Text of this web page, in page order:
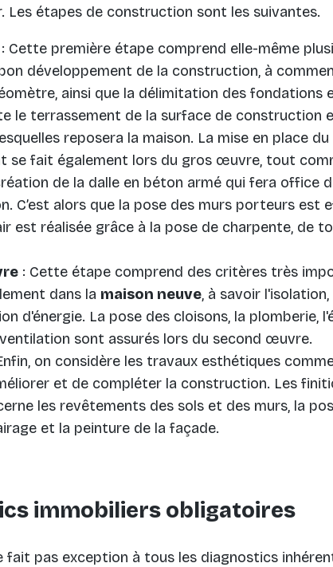
Les étapes de construction sont les suivantes.
: Cette première étape comprend elle-même
développement de la construction, à
ainsi que la délimitation des fondations
le terrassement de la surface de construction
reposera la maison. La mise en place
se fait également lors du gros œuvre, tout
de la dalle en béton armé qui fera office
C’est alors que la pose des murs porteurs est
est réalisée grâce à la pose de charpente, de
: Cette étape comprend des critères très
dans la maison neuve, à savoir
d'énergie. La pose des cloisons, la plomberie,
sont assurés lors du second œuvre.
on considère les travaux esthétiques
et de compléter la construction. Les
les revêtements des sols et des murs, la
et la peinture de la façade.
immobiliers obligatoires
fait pas exception à tous les diagnostics